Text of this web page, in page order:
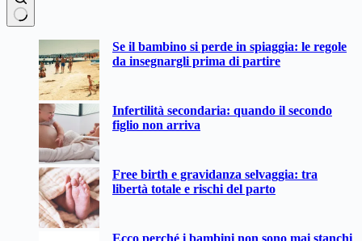
Se il bambino si perde in spiaggia: le regole
da insegnargli prima di partire
Infertilità secondaria: quando il secondo
figlio non arriva
Free birth e gravidanza selvaggia: tra
libertà totale e rischi del parto